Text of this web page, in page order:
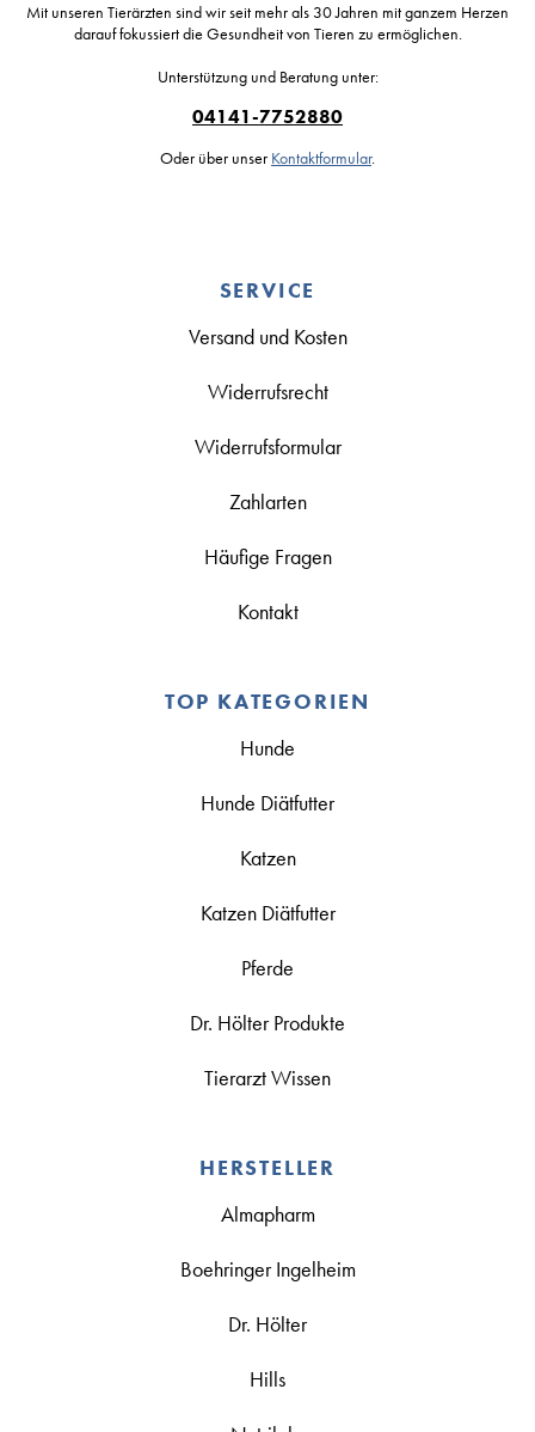
Mit unseren Tierärzten sind wir seit mehr als 30 Jahren mit ganzem Herzen
darauf fokussiert die Gesundheit von Tieren zu ermöglichen.
Unterstützung und Beratung unter:
04141-7752880
Oder über unser Kontaktformular.
SERVICE
Versand und Kosten
Widerrufsrecht
Widerrufsformular
Zahlarten
Häufige Fragen
Kontakt
TOP KATEGORIEN
Hunde
Hunde Diätfutter
Katzen
Katzen Diätfutter
Pferde
Dr. Hölter Produkte
Tierarzt Wissen
HERSTELLER
Almapharm
Boehringer Ingelheim
Dr. Hölter
Hills